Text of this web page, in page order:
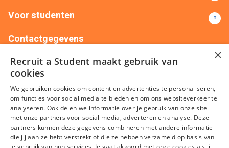
Voor studenten
Contactgegevens
+31(0)88 522 00 76
info@recruitastudent.nl
Alle vestigingen
×
Recruit a Student maakt gebruik van
cookies
We gebruiken cookies om content en advertenties te personaliseren,
om functies voor social media te bieden en om ons websiteverkeer te
analyseren. Ook delen we informatie over je gebruik van onze site
met onze partners voor social media, adverteren en analyse. Deze
partners kunnen deze gegevens combineren met andere informatie
die jij aan ze hebt verstrekt of die ze hebben verzameld op basis van